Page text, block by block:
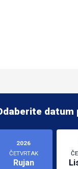
datum
2026
ČETVRTAK
Rujan